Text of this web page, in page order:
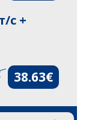
с +
38.63€